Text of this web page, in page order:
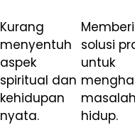
Kurang
menyentuh
aspek
spiritual dan
kehidupan
nyata.
solusi
untuk
hidup.